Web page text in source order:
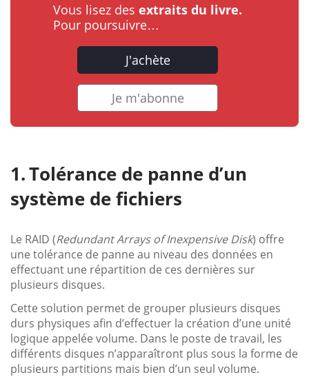
Vous lisez des extraits du livre.
Pour poursuivre…
J'achète
Je m'abonne
Tolérance de panne d’un
système de fichiers
Le RAID (Redundant Arrays of Inexpensive Disk) offre
une tolérance de panne au niveau des données en
effectuant une répartition de ces dernières sur
plusieurs disques.
Cette solution permet de grouper plusieurs disques
durs physiques afin d’effectuer la création d’une unité
logique appelée volume. Dans le poste de travail, les
différents disques n’apparaîtront plus sous la forme de
plusieurs partitions mais bien d’un seul volume.